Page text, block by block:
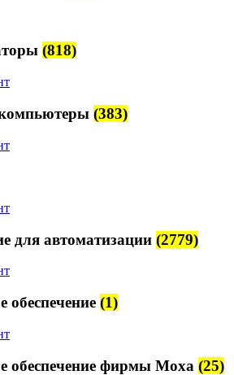
(818)
(383)
для автоматизации (2779)
(1)
обеспечение фирмы Moxa (25)